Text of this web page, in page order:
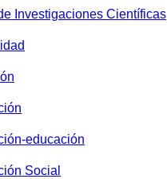
Investigaciones Científicas
educación
Social